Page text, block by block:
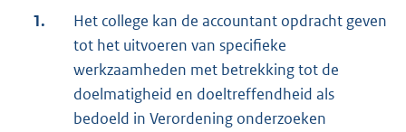
1.
Het college kan de accountant opdracht geven
tot het uitvoeren van specifieke
werkzaamheden met betrekking tot de
doelmatigheid en doeltreffendheid als
bedoeld in Verordening onderzoeken